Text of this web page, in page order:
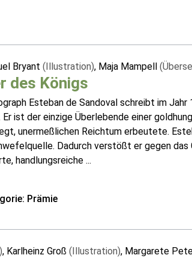
Bryant (Illustration), Maja Mampell
des Königs
Esteban de Sandoval schreibt im
Er ist der einzige Überlebende einer
unermeßlichen Reichtum erbeutete.
Dadurch verstößt er gegen
handlungsreiche ...
Prämie
, Karlheinz Groß (Illustration), Margarete